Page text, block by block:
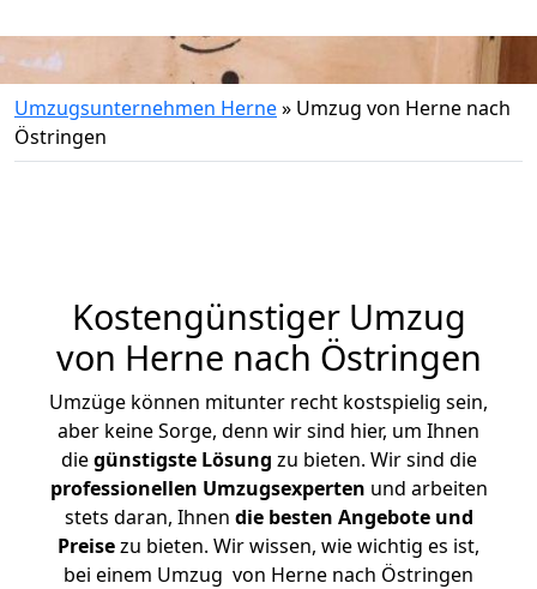
Umzugsunternehmen Herne» Umzug von Herne nach
Östringen
Kostengünstiger Umzug
von Herne nach Östringen
Umzüge können mitunter recht kostspielig sein,
aber keine Sorge, denn wir sind hier, um Ihnen
diegünstigste Lösung zu bieten. Wir sind die
professionellen Umzugsexperten und arbeiten
stets daran, Ihnen die besten Angebote und
Preisezu bieten. Wir wissen, wie wichtig es ist,
bei einem Umzug von Herne nach Östringen